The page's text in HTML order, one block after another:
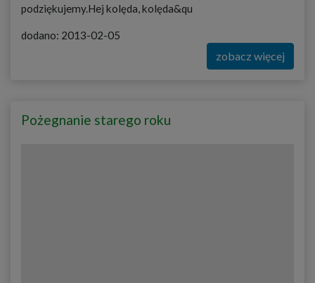
podziękujemy.Hej kolęda, kolęda&qu
dodano: 2013-02-05
zobacz więcej
Pożegnanie starego roku